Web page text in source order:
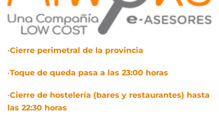
•Cierre perimetral de la provincia
•Toque de queda pasa a las 23:00 horas
•Cierre de hostelería (bares y restaurantes) hasta
las 22:30 horas